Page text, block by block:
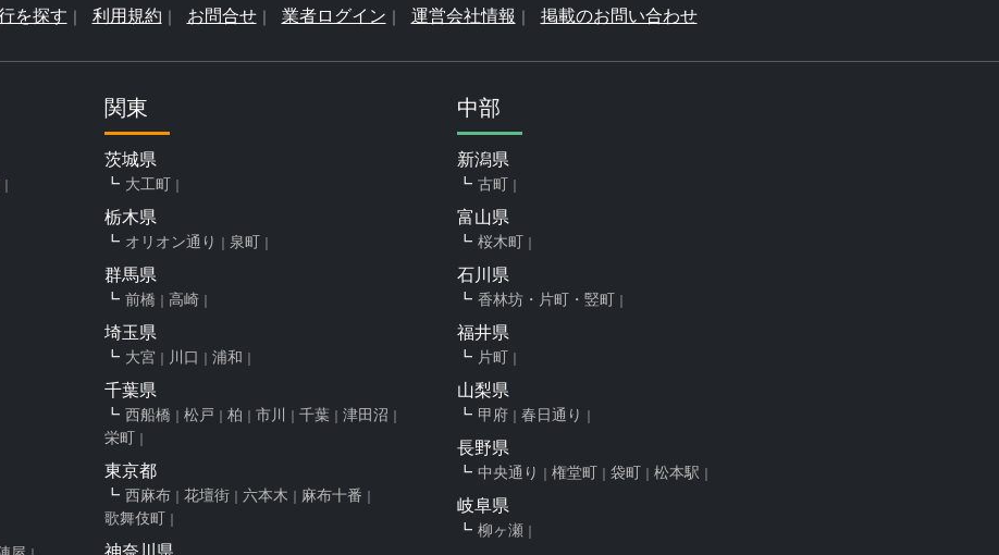
を探す 利用規約 お問合せ 業者ログイン 運営会社情報 掲載のお問い合わせ
関東
茨城県
大工町
栃木県
オリオン通り 泉町
群馬県
前橋 高崎
埼玉県
大宮 川口 浦和
千葉県
西船橋 松戸 柏 市川 千葉
津田沼
栄町
東京都
西麻布 花壇街 六本木
麻布十番
歌舞伎町
中部
新潟県
古町
富山県
桜木町
石川県
香林坊・片町・竪町
福井県
片町
山梨県
甲府 春日通り
長野県
中央通り 権堂町 袋町 松本駅
岐阜県
柳ヶ瀬